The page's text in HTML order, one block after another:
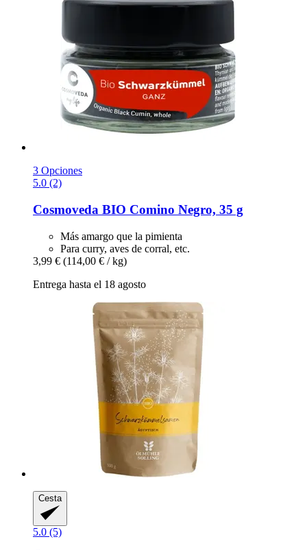
3 Opciones
5.0 (2)
Cosmoveda BIO Comino Negro, 35 g
Más amargo que la pimienta
Para curry, aves de corral, etc.
3,99 € (114,00 € / kg)
Entrega hasta el 18 agosto
Cesta
5.0 (5)